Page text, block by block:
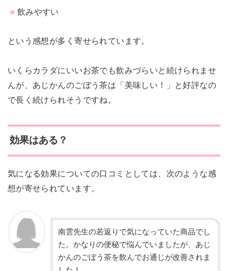
飲みやすい
という感想が多く寄せられています。
いくらカラダにいいお茶でも飲みづらいと続けられませ
んが、あじかんのごぼう茶は「美味しい！」と好評なの
で長く続けられそうですね。
効果はある？
気になる効果についての口コミとしては、次のような感
想が寄せられています。
南雲先生の若返りで気になっていた商品でし
た。かなりの便秘で悩んでいましたが、あじ
かんのごぼう茶を飲んでお通じが改善されま